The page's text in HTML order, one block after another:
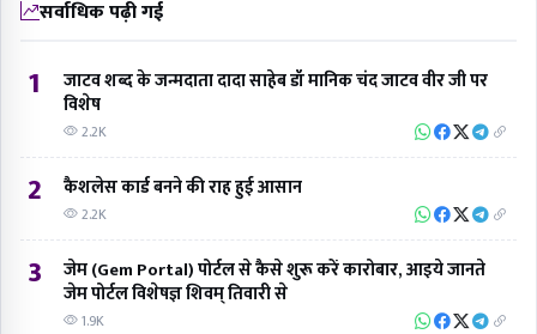
सर्वाधिक पढ़ी गई
1
जाटव शब्द के जन्मदाता दादा साहेब डॉ मानिक चंद जाटव वीर जी पर
विशेष
2.2K
2 कैशलेस कार्ड बनने की राह हुई आसान
2.2K
3
जेम (Gem Portal) पोर्टल से कैसे शुरू करें कारोबार, आइये जानते
जेम पोर्टल विशेषज्ञ शिवम् तिवारी से
1.9K